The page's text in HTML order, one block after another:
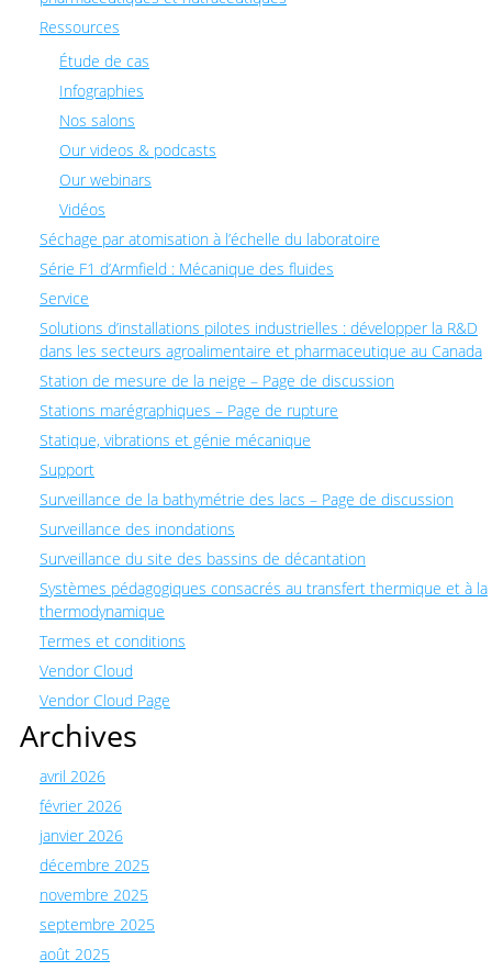
Ressources
Étude de cas
Infographies
Nos salons
Our videos & podcasts
Our webinars
Vidéos
Séchage par atomisation à l’échelle du laboratoire
Série F1 d’Armfield : Mécanique des fluides
Service
Solutions d’installations pilotes industrielles : développer la R&D
dans les secteurs agroalimentaire et pharmaceutique au Canada
Station de mesure de la neige – Page de discussion
Stations marégraphiques – Page de rupture
Statique, vibrations et génie mécanique
Support
Surveillance de la bathymétrie des lacs – Page de discussion
Surveillance des inondations
Surveillance du site des bassins de décantation
Systèmes pédagogiques consacrés au transfert thermique et à la
thermodynamique
Termes et conditions
Vendor Cloud
Vendor Cloud Page
Archives
avril 2026
février 2026
janvier 2026
décembre 2025
novembre 2025
septembre 2025
août 2025